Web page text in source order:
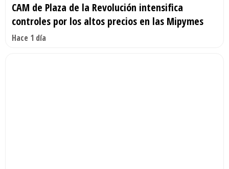
CAM de Plaza de la Revolución intensifica
controles por los altos precios en las Mipymes
Hace 1 día